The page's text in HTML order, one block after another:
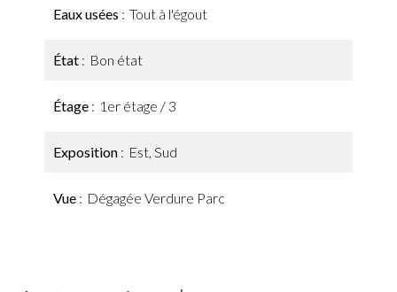
Eaux usées Tout à l'égout
État Bon état
Étage 1er étage / 3
Exposition Est, Sud
Vue Dégagée Verdure Parc